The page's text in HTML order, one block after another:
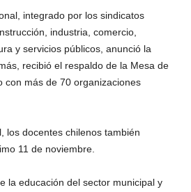
integrado por los sindicatos
industria, comercio,
y servicios públicos, anunció la
recibió el respaldo de la Mesa de
con más de 70 organizaciones
los docentes chilenos también
11 de noviembre.
la educación del sector municipal y